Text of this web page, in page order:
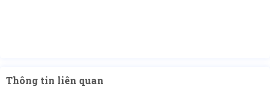
Thông tin liên quan